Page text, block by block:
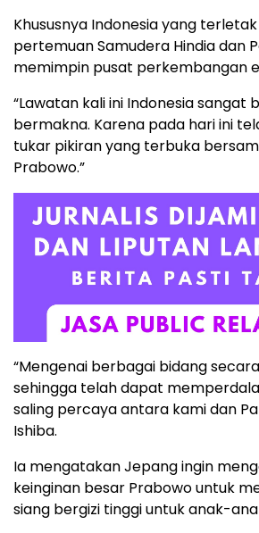
Khususnya Indonesia yang
pertemuan Samudera Hindia dan
memimpin pusat perkembangan
“Lawatan kali ini Indonesia
bermakna. Karena pada hari ini
tukar pikiran yang terbuka
Prabowo.”
“Mengenai berbagai bidang
sehingga telah dapat
saling percaya antara kami dan
Ishiba.
Ia mengatakan Jepang ingin
keinginan besar Prabowo untuk
siang bergizi tinggi untuk anak-